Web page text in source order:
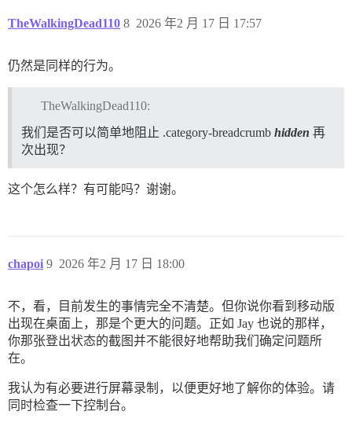
TheWalkingDead110 2026 年2 月 17 日 17:57
8
仍然是同样的行为。
TheWalkingDead110:
我们是否可以简单地阻止 .category-breadcrumb hidden 再
次出现？
这个怎么样？有可能吗？谢谢。
chapoi 2026 年2 月 17 日 18:00
9
不，看，目前发生的事情完全不清楚。但你说你看到移动版
出现在桌面上，那是个更大的问题。正如 Jay 也说的那样，
你那张登出状态的截图并不能很好地帮助我们确定问题所
在。
我认为有必要进行屏幕录制，以便更好地了解你的体验。请
同时检查一下控制台。